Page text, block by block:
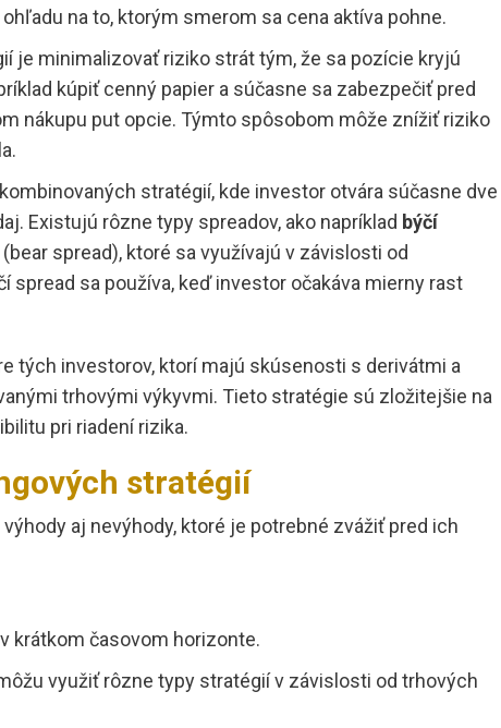
na to, ktorým smerom sa cena aktíva pohne.
je minimalizovať riziko strát tým, že sa pozície kryjú
kúpiť cenný papier a súčasne sa zabezpečiť pred
nákupu put opcie. Týmto spôsobom môže znížiť riziko
stratégií, kde investor otvára súčasne dve
Existujú rôzne typy spreadov, ako napríklad býčí
(bear spread), ktoré sa využívajú v závislosti od
spread sa používa, keď investor očakáva mierny rast
tých investorov, ktorí majú skúsenosti s derivátmi a
trhovými výkyvmi. Tieto stratégie sú zložitejšie na
pri riadení rizika.
stratégií
aj nevýhody, ktoré je potrebné zvážiť pred ich
v krátkom časovom horizonte.
využiť rôzne typy stratégií v závislosti od trhových